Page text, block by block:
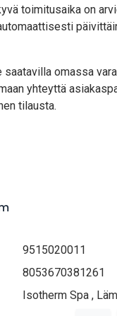
toimitusaika on
omassa
yhteyttä
tilausta.
9515020011
8053670381261
Isotherm Spa,